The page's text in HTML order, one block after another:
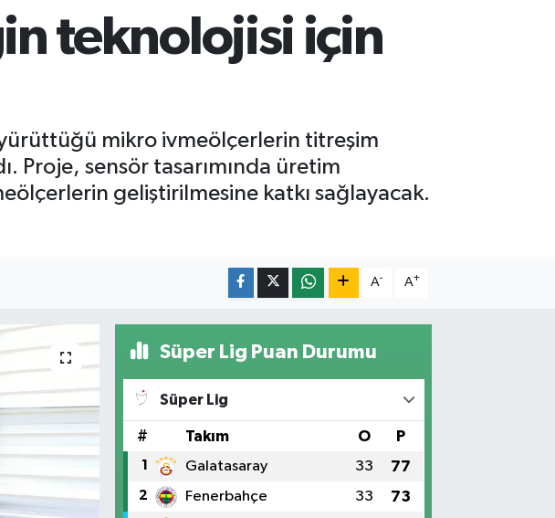
teknolojisi için
mikro ivmeölçerlerin titreşim
Proje, sensör tasarımında üretim
geliştirilmesine katkı sağlayacak.
A- A+
Süper Lig Puan Durumu
Süper Lig
# Takım O P
1 Galatasaray 33 77
2 Fenerbahçe 33 73